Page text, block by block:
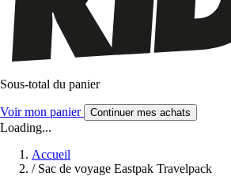
Sous-total du panier
Voir mon panier Continuer mes achats
Loading...
Accueil
/ Sac de voyage Eastpak Travelpack